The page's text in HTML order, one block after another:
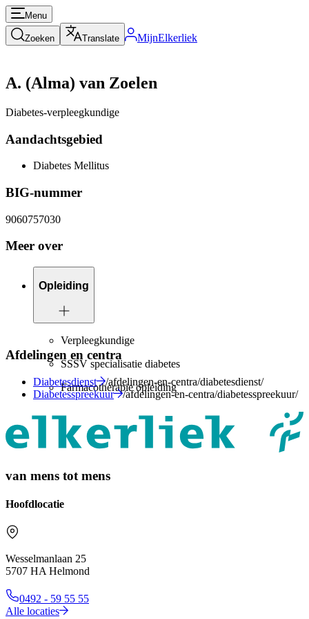
Menu
Zoeken Translate MijnElkerliek
A. (Alma) van Zoelen
Diabetes-verpleegkundige
Aandachtsgebied
Diabetes Mellitus
BIG-nummer
9060757030
Meer over
Opleiding
Verpleegkundige
SSSV specialisatie diabetes
Farmacotherapie opleiding
Afdelingen en centra
Diabetesdienst
/afdelingen-en-centra/diabetesdienst/
Diabetesspreekuur
/afdelingen-en-centra/diabetesspreekuur/
van mens tot mens
Hoofdlocatie
Wesselmanlaan 25
5707 HA Helmond
0492 - 59 55 55
Alle locaties